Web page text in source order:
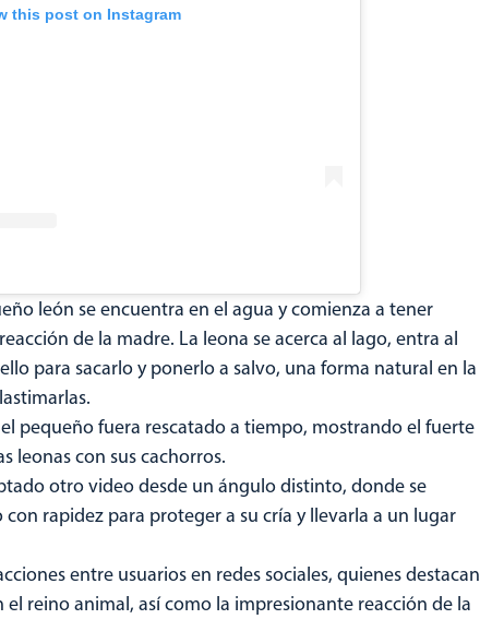
this post on Instagram
león se encuentra en el agua y comienza a tener
de la madre. La leona se acerca al lago, entra al
para sacarlo y ponerlo a salvo, una forma natural en la
pequeño fuera rescatado a tiempo, mostrando el fuerte
leonas con sus cachorros.
otro video desde un ángulo distinto, donde se
rapidez para proteger a su cría y llevarla a un lugar
entre usuarios en redes sociales, quienes destacan
reino animal, así como la impresionante reacción de la